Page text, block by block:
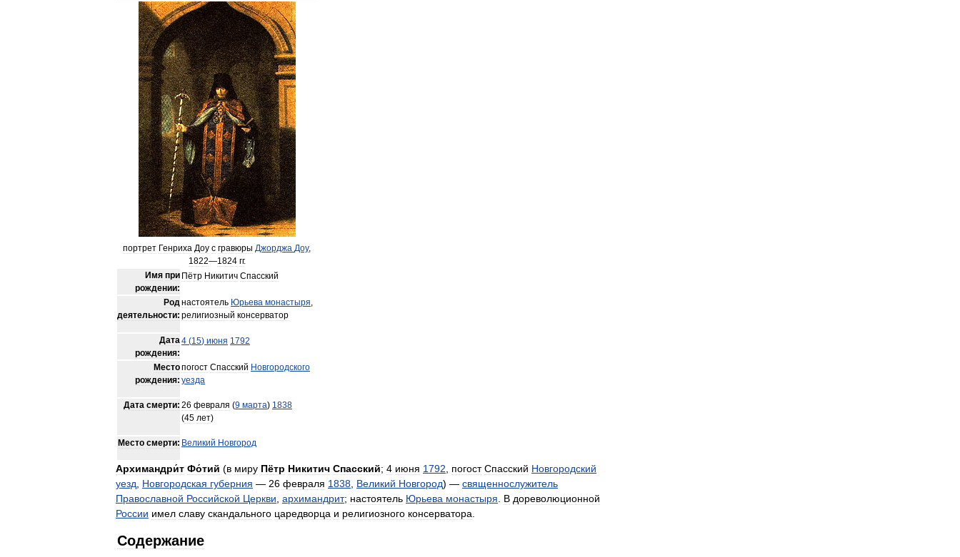
портрет Генриха Доу с гравюры Джорджа Доу,
1822—1824 гг.
Имя при
рождении:
Пётр Никитич Спасский
Род
деятельности:
настоятель Юрьева монастыря,
религиозный консерватор
Дата
рождения:
4 (15) июня 1792
Место
рождения:
погост Спасский Новгородского
уезда
Дата смерти: 26 февраля (9 марта) 1838
(45 лет)
Место смерти: Великий Новгород
Архимандри́т Фо́тий (в миру Пётр Никитич Спасский; 4 июня 1792 погост Спасский Новгородский
уезд
Новгородская губерния — 26 февраля 1838 Великий Новгород) — священнослужитель
Православной Российской Церкви архимандрит; настоятель Юрьева монастыря В дореволюционной
России имел славу скандального царедворца и религиозного консерватора
Содержание